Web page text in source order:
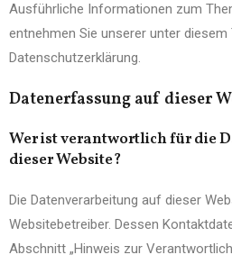
Ausführliche Informationen zum
entnehmen Sie unserer unter
Datenschutzerklärung.
Datenerfassung auf dieser
Wer ist verantwortlich für die
dieser Website?
Die Datenverarbeitung auf dieser
Websitebetreiber. Dessen
Abschnitt „Hinweis zur